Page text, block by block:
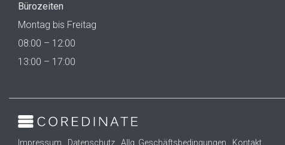
Bürozeiten
Montag bis Freitag
08:00 – 12:00
13:00 – 17:00
Impressum Datenschutz Allg. Geschäftsbedingungen Kontakt